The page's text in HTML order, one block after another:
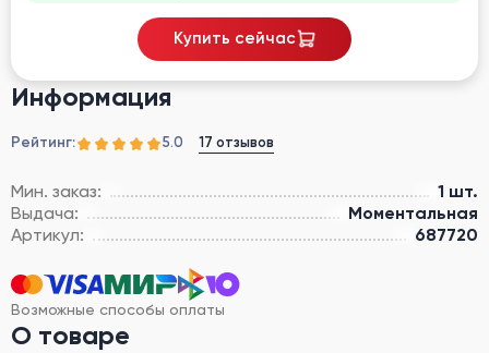
Информация
Рейтинг: 5.0 17 отзывов
Мин. заказ:
1 шт.
Выдача:
Моментальная
Артикул:
687720
Возможные способы оплаты
О товаре
Купить сейчас